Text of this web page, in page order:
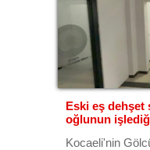
Eski eş dehşet
oğlunun
Kocaeli'nin